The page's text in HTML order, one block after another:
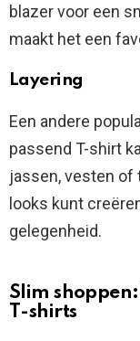
blazer voor een
maakt het een
Layering
Een andere
passend T-shirt
jassen, vesten of
looks kunt
gelegenheid.
Slim
T-shirts